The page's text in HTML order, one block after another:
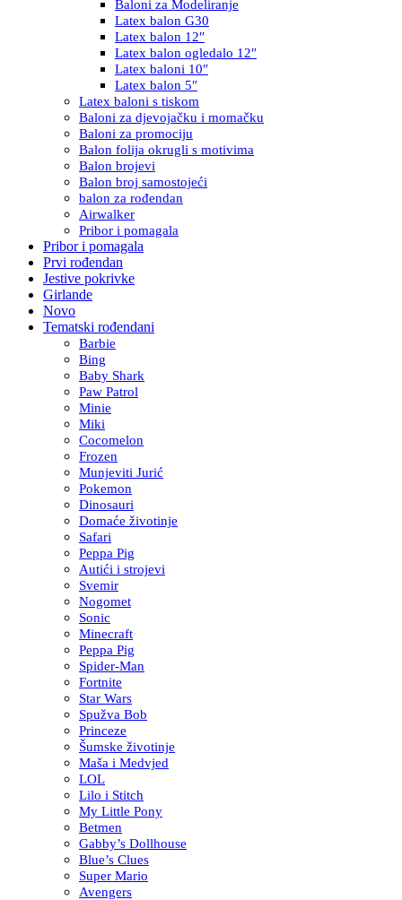
Baloni za Modeliranje
Latex balon G30
Latex balon 12″
Latex balon ogledalo 12″
Latex baloni 10″
Latex balon 5″
Latex baloni s tiskom
Baloni za djevojačku i momačku
Baloni za promociju
Balon folija okrugli s motivima
Balon brojevi
Balon broj samostojeći
balon za rođendan
Airwalker
Pribor i pomagala
Pribor i pomagala
Prvi rođendan
Jestive pokrivke
Girlande
Novo
Tematski rođendani
Barbie
Bing
Baby Shark
Paw Patrol
Minie
Miki
Cocomelon
Frozen
Munjeviti Jurić
Pokemon
Dinosauri
Domaće životinje
Safari
Peppa Pig
Autići i strojevi
Svemir
Nogomet
Sonic
Minecraft
Peppa Pig
Spider-Man
Fortnite
Star Wars
Spužva Bob
Princeze
Šumske životinje
Maša i Medvjed
LOL
Lilo i Stitch
My Little Pony
Betmen
Gabby’s Dollhouse
Blue’s Clues
Super Mario
Avengers